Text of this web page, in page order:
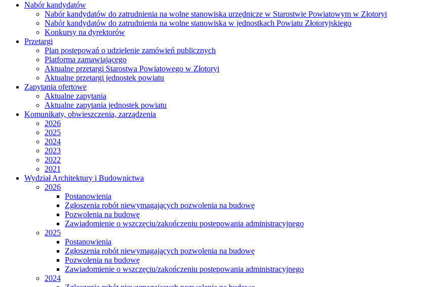
Nabór kandydatów
Nabór kandydatów do zatrudnienia na wolne stanowiska urzędnicze w Starostwie Powiatowym w Złotoryi
Nabór kandydatów do zatrudnienia na wolne stanowiska w jednostkach Powiatu Złotoryjskiego
Konkursy na dyrektorów
Przetargi
Plan postępowań o udzielenie zamówień publicznych
Platforma zamawiającego
Aktualne przetargi Starostwa Powiatowego w Złotoryi
Aktualne przetargi jednostek powiatu
Zapytania ofertowe
Aktualne zapytania
Aktualne zapytania jednostek powiatu
Komunikaty, obwieszczenia, zarządzenia
2026
2025
2024
2023
2022
2021
Wydział Architektury i Budownictwa
2026
Postanowienia
Zgłoszenia robót niewymagających pozwolenia na budowę
Pozwolenia na budowę
Zawiadomienie o wszczęciu/zakończeniu postępowania administracyjnego
2025
Postanowienia
Zgłoszenia robót niewymagających pozwolenia na budowę
Pozwolenia na budowę
Zawiadomienie o wszczęciu/zakończeniu postępowania administracyjnego
2024